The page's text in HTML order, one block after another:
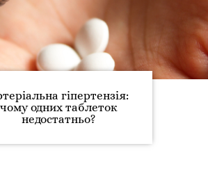
гіпертензія:
чому одних таблеток
недостатньо?